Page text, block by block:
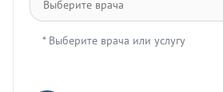
* Выберите врача или услугу